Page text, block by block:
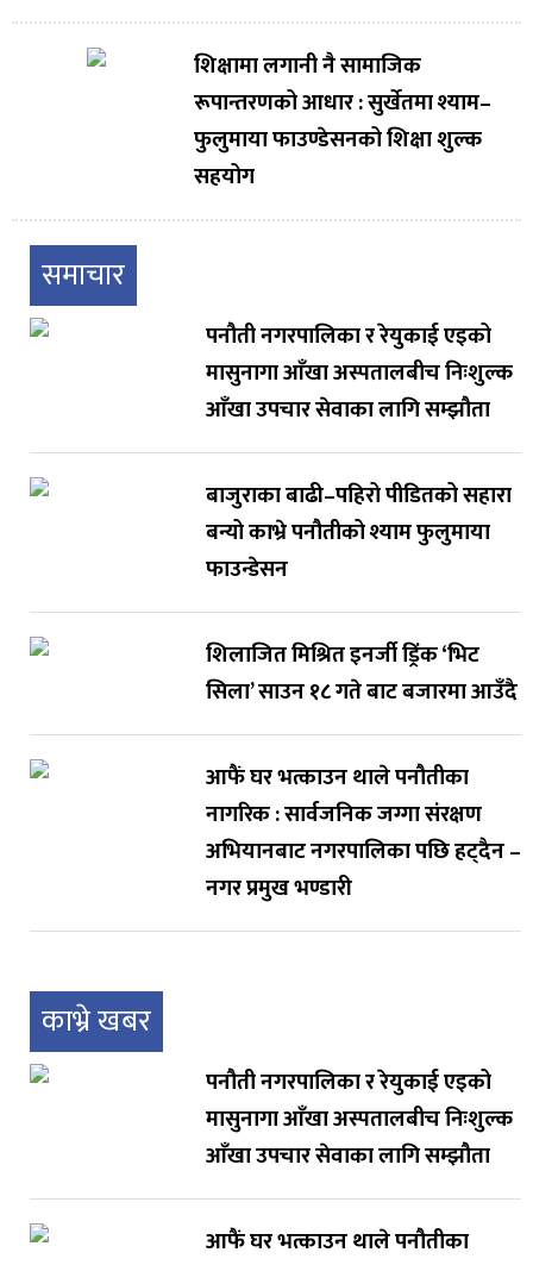
शिक्षामा लगानी नै सामाजिक
रूपान्तरणको आधार : सुर्खेतमा श्याम–
फुलुमाया फाउण्डेसनको शिक्षा शुल्क
सहयोग
समाचार
पनौती नगरपालिका र रेयुकाई एइको
मासुनागा आँखा अस्पतालबीच निःशुल्क
आँखा उपचार सेवाका लागि सम्झौता
बाजुराका बाढी–पहिरो पीडितको सहारा
बन्यो काभ्रे पनौतीको श्याम फुलुमाया
फाउन्डेसन
शिलाजित मिश्रित इनर्जी ड्रिंक ‘भिट
सिला’ साउन १८ गते बाट बजारमा आउँदै
आफैं घर भत्काउन थाले पनौतीका
नागरिक : सार्वजनिक जग्गा संरक्षण
अभियानबाट नगरपालिका पछि हट्दैन –
नगर प्रमुख भण्डारी
काभ्रे खबर
पनौती नगरपालिका र रेयुकाई एइको
मासुनागा आँखा अस्पतालबीच निःशुल्क
आँखा उपचार सेवाका लागि सम्झौता
आफैं घर भत्काउन थाले पनौतीका